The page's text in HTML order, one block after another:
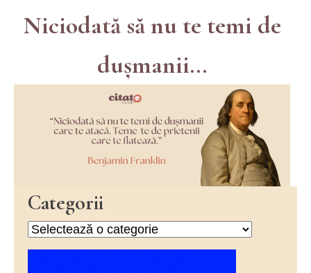
Niciodată să nu te temi de
dușmanii...
Categorii
Categorii